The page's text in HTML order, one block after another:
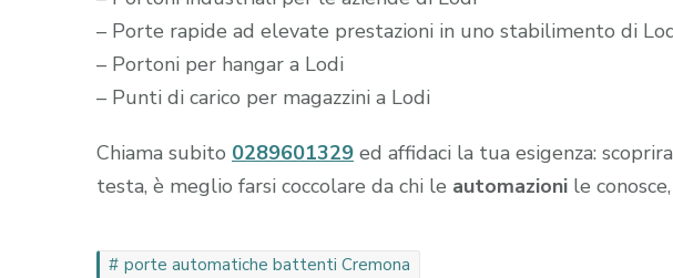
– Porte rapide ad elevate prestazioni in uno stabilimento di
– Portoni per hangar a Lodi
– Punti di carico per magazzini a Lodi
Chiama subito 0289601329 ed affidaci la tua esigenza:
testa, è meglio farsi coccolare da chi le automazioni le
porte automatiche battenti Cremona